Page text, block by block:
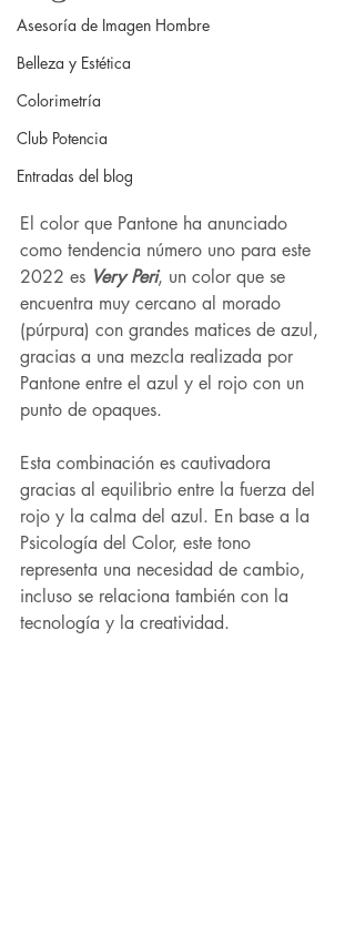
Asesoría de Imagen Hombre
Belleza y Estética
Colorimetría
Club Potencia
Entradas del blog
El color que Pantone ha anunciado
como tendencia número uno para este
2022 es Very Peri, un color que se
encuentra muy cercano al morado
(púrpura) con grandes matices de azul,
gracias a una mezcla realizada por
Pantone entre el azul y el rojo con un
punto de opaques.
Esta combinación es cautivadora
gracias al equilibrio entre la fuerza del
rojo y la calma del azul. En base a la
Psicología del Color, este tono
representa una necesidad de cambio,
incluso se relaciona también con la
tecnología y la creatividad.